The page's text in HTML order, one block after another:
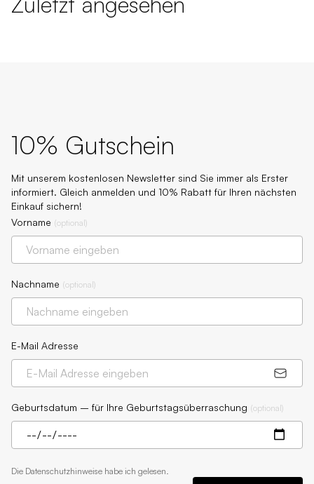
10% Gutschein
Mit unserem kostenlosen Newsletter sind Sie immer als Erster
informiert. Gleich anmelden und 10% Rabatt für Ihren nächsten
Einkauf sichern!
Vorname (optional)
Nachname (optional)
E-Mail Adresse
Geburtsdatum – für Ihre Geburtstagsüberraschung (optional)
Die Datenschutzhinweise habe ich gelesen.